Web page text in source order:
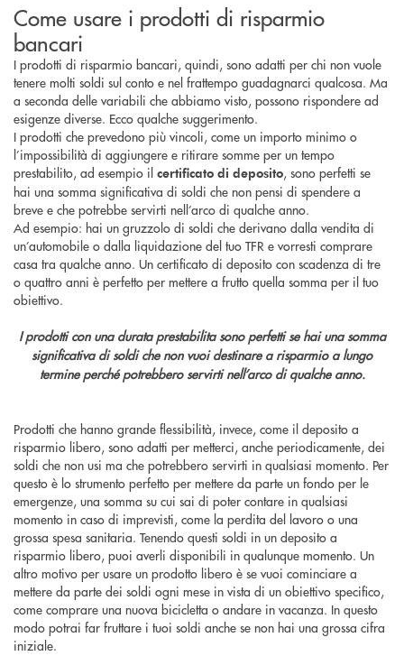
Come usare i prodotti di risparmio
bancari
I prodotti di risparmio bancari, quindi, sono adatti per chi non vuole
tenere molti soldi sul conto e nel frattempo guadagnarci qualcosa. Ma
a seconda delle variabili che abbiamo visto, possono rispondere ad
esigenze diverse. Ecco qualche suggerimento.
I prodotti che prevedono più vincoli, come un importo minimo o
l’impossibilità di aggiungere e ritirare somme per un tempo
prestabilito, ad esempio il certificato di deposito, sono perfetti se
hai una somma significativa di soldi che non pensi di spendere a
breve e che potrebbe servirti nell’arco di qualche anno.
Ad esempio: hai un gruzzolo di soldi che derivano dalla vendita di
un’automobile o dalla liquidazione del tuo TFR e vorresti comprare
casa tra qualche anno. Un certificato di deposito con scadenza di tre
o quattro anni è perfetto per mettere a frutto quella somma per il tuo
obiettivo.
I prodotti con una durata prestabilita sono perfetti se hai una somma
significativa di soldi che non vuoi destinare a risparmio a lungo
termine perché potrebbero servirti nell’arco di qualche anno.
Prodotti che hanno grande flessibilità, invece, come il deposito a
risparmio libero, sono adatti per metterci, anche periodicamente, dei
soldi che non usi ma che potrebbero servirti in qualsiasi momento. Per
questo è lo strumento perfetto per mettere da parte un fondo per le
emergenze, una somma su cui sai di poter contare in qualsiasi
momento in caso di imprevisti, come la perdita del lavoro o una
grossa spesa sanitaria. Tenendo questi soldi in un deposito a
risparmio libero, puoi averli disponibili in qualunque momento. Un
altro motivo per usare un prodotto libero è se vuoi cominciare a
mettere da parte dei soldi ogni mese in vista di un obiettivo specifico,
come comprare una nuova bicicletta o andare in vacanza. In questo
modo potrai far fruttare i tuoi soldi anche se non hai una grossa cifra
iniziale.